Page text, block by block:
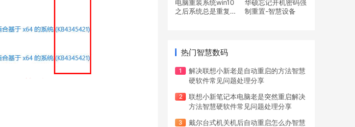
电脑重装系统win10
之后系统总是重复安
华硕忘记开机密码强
制重置-智慧设备
热门智慧数码
解决联想小新老是自动重启的方法智慧
硬软件常见问题处理分享
联想小新笔记本电脑老是突然重启解决
方法智慧硬软件常见问题处理分享
戴尔台式机关机后自动重启怎么办智慧